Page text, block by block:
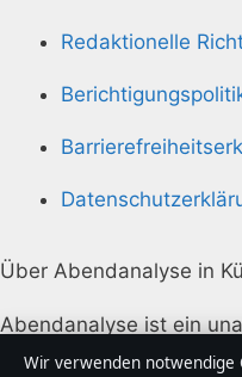
Redaktionelle
Über Abendanalyse in
Abendanalyse ist ein
Nachrichtenanbieter mit
Wir verwenden notwendige